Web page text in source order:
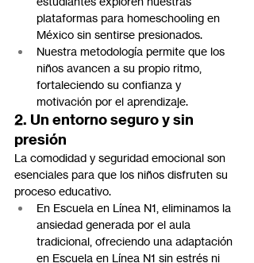
plataformas para homeschooling en
México sin sentirse presionados.
Nuestra metodología permite que los
niños avancen a su propio ritmo,
fortaleciendo su confianza y
motivación por el aprendizaje.
2. Un entorno seguro y sin
presión
La comodidad y seguridad emocional son
esenciales para que los niños disfruten su
proceso educativo.
En Escuela en Línea N1, eliminamos la
ansiedad generada por el aula
tradicional, ofreciendo una adaptación
en Escuela en Línea N1 sin estrés ni